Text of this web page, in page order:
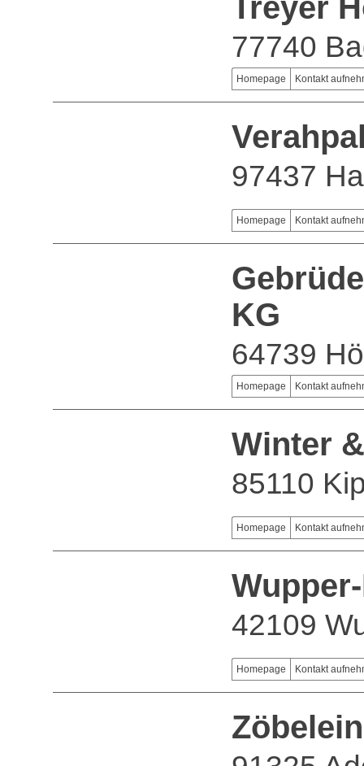
Treyer
77740
Homepage Kontakt
97437
Homepage Kontakt
KG
64739
Homepage Kontakt
Winter
85110
Homepage Kontakt
42109
Homepage Kontakt